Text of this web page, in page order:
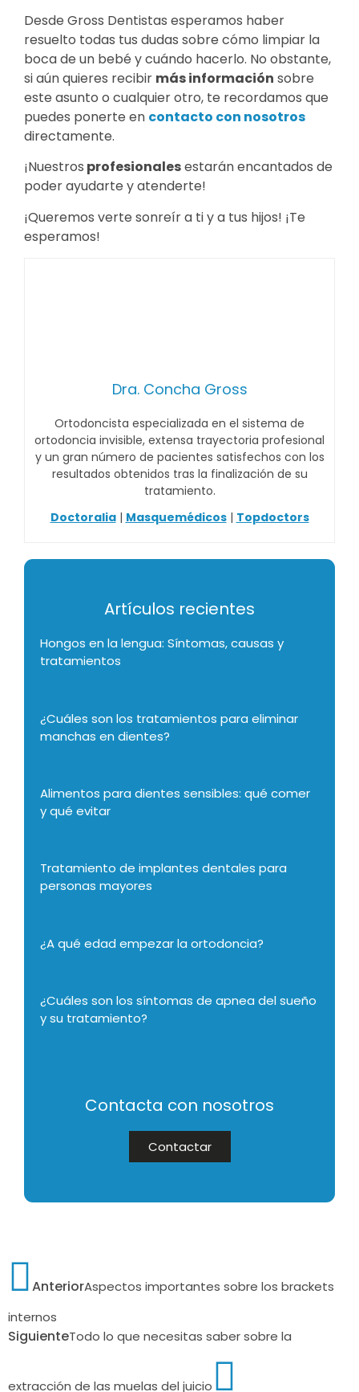
Desde Gross Dentistas esperamos haber
resuelto todas tus dudas sobre cómo limpiar la
boca de un bebé y cuándo hacerlo. No obstante,
si aún quieres recibir más información sobre
este asunto o cualquier otro, te recordamos que
puedes ponerte en contacto con nosotros
directamente.
¡Nuestros profesionalesestarán encantados de
poder ayudarte y atenderte!
¡Queremos verte sonreír a ti y a tus hijos! ¡Te
esperamos!
Dra. Concha Gross
Ortodoncista especializada en el sistema de
ortodoncia invisible, extensa trayectoria profesional
y un gran número de pacientes satisfechos con los
resultados obtenidos tras la finalización de su
tratamiento.
Doctoralia| Masquemédicos| Topdoctors
Artículos recientes
Hongos en la lengua: Síntomas, causas y
tratamientos
¿Cuáles son los tratamientos para eliminar
manchas en dientes?
Alimentos para dientes sensibles: qué comer
y qué evitar
Tratamiento de implantes dentales para
personas mayores
¿A qué edad empezar la ortodoncia?
¿Cuáles son los síntomas de apnea del sueño
y su tratamiento?
Contacta con nosotros
Contactar
AnteriorAspectos importantes sobre los brackets
internos
SiguienteTodo lo que necesitas saber sobre la
extracción de las muelas del juicio